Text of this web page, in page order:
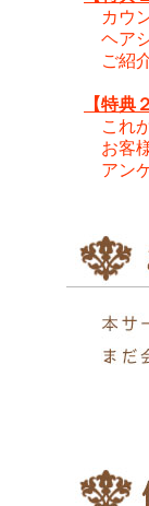
カウン
ヘアシ
ご紹介
【特典
これか
お客様
アンケ